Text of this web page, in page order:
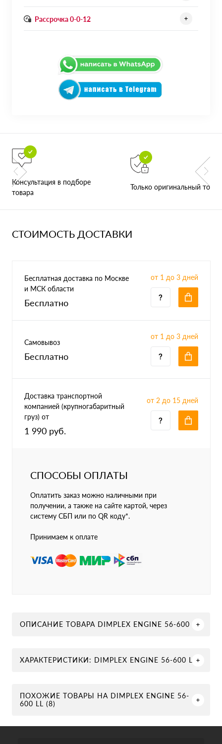
Рассрочка 0-0-12
Консультация в подборе
товара
Только оригинальный товар
СТОИМОСТЬ ДОСТАВКИ
Бесплатная доставка по Москве
и МСК области
Бесплатно
от 1 до 3 дней
Самовывоз
Бесплатно
от 1 до 3 дней
Доставка транспортной
компанией (крупногабаритный
груз) от
1 990 руб.
от 2 до 15 дней
СПОСОБЫ ОПЛАТЫ
Оплатить заказ можно наличными при
получении, а также на сайте картой, через
систему СБП или по QR коду*.
Принимаем к оплате
ОПИСАНИЕ ТОВАРА DIMPLEX ENGINE 56-600 LL
ХАРАКТЕРИСТИКИ: DIMPLEX ENGINE 56-600 LL
ПОХОЖИЕ ТОВАРЫ НА DIMPLEX ENGINE 56-
600 LL (8)